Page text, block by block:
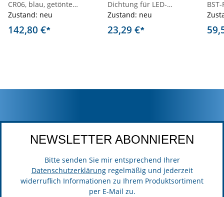
CR06, blau, getönte
Scheibe, Einbaumontage
Zustand: neu
142,80 €*
Dichtung für LED-
Frontblitzer L88
Zustand: neu
23,29 €*
NEWSLETTER ABONNIEREN
Bitte senden Sie mir entsprechend Ihrer
Datenschutzerklärungregelmäßig und jederzeit
widerruflich Informationen zu Ihrem Produktsortiment
per E-Mail zu.